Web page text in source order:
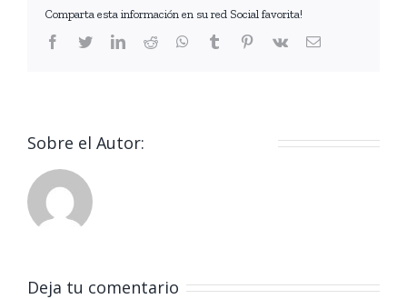
Comparta esta información en su red Social favorita!
facebook
twitterlinkedinreddit whatsapptumblr pinterest
vk
Correo
Sobre el Autor:
Deja tu comentario